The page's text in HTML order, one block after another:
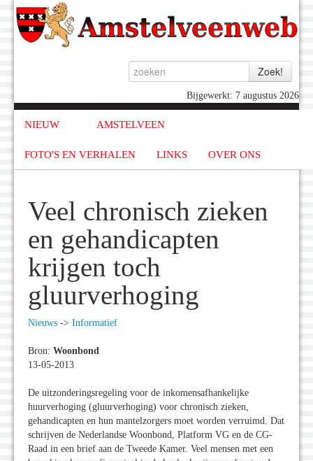
Bijgewerkt: 7 augustus 2026
NIEUW AMSTELVEEN
FOTO'S EN VERHALEN LINKS OVER ONS
Veel chronisch zieken
en gehandicapten
krijgen toch
gluurverhoging
Nieuws -> Informatief
Bron: Woonbond
13-05-2013
De uitzonderingsregeling voor de inkomensafhankelijke
huurverhoging (gluurverhoging) voor chronisch zieken,
gehandicapten en hun mantelzorgers moet worden verruimd. Dat
schrijven de Nederlandse Woonbond, Platform VG en de CG-
Raad in een brief aan de Tweede Kamer. Veel mensen met een